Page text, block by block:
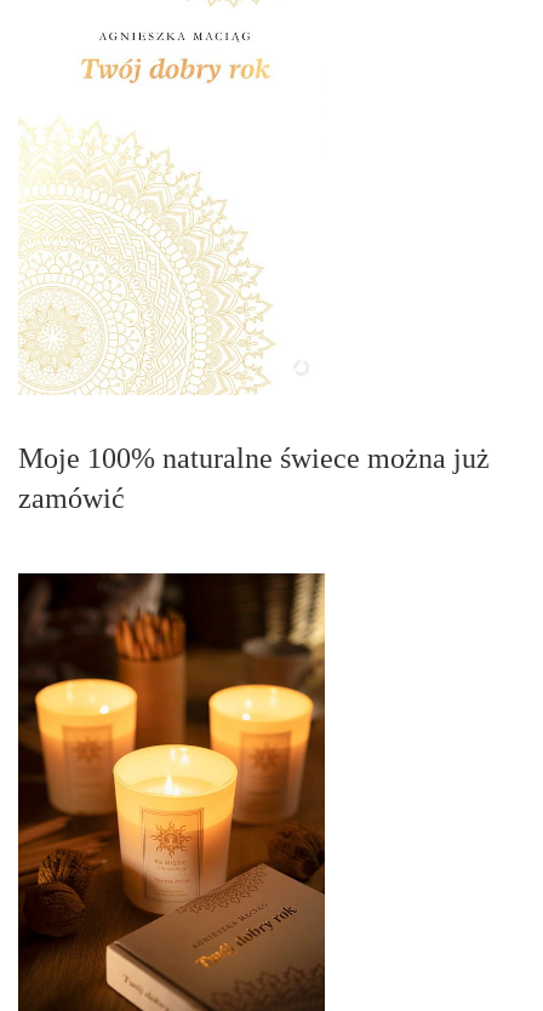
Moje 100% naturalne świece można już
zamówić